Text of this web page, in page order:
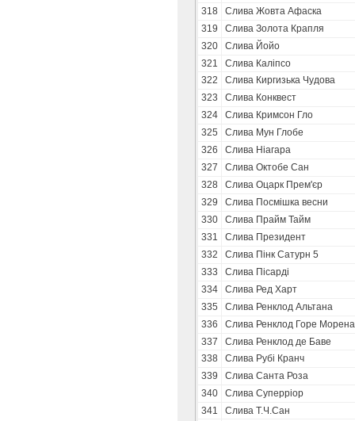
318
Слива Жовта Афаска
319
Слива Золота Крапля
320
Слива Йойо
321
Слива Каліпсо
322
Слива Киргизька Чудова
323
Слива Конквест
324
Слива Кримсон Гло
325
Слива Мун Глобе
326
Слива Ніагара
327
Слива Октобе Сан
328
Слива Оцарк Прем'єр
329
Слива Посмішка весни
330
Слива Прайм Тайм
331
Слива Президент
332
Слива Пінк Сатурн 5
333
Слива Пісарді
334
Слива Ред Харт
335
Слива Ренклод Альтана
336
Слива Ренклод Горе Морена
337
Слива Ренклод де Баве
338
Слива Рубі Кранч
339
Слива Санта Роза
340
Слива Суперріор
341
Слива Т.Ч.Сан